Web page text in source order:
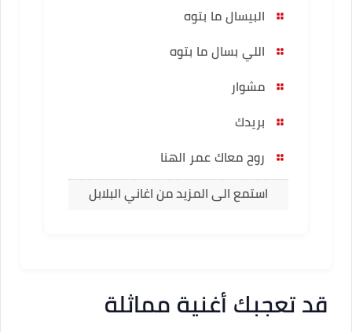
البيسال ما بتوه
اللي بسال ما بتوه
مشوار
بريدك
روح معاك عمر الهنا
استمع الى المزيد من اغاني البلابل
قد تعجبك أغنية مماثلة